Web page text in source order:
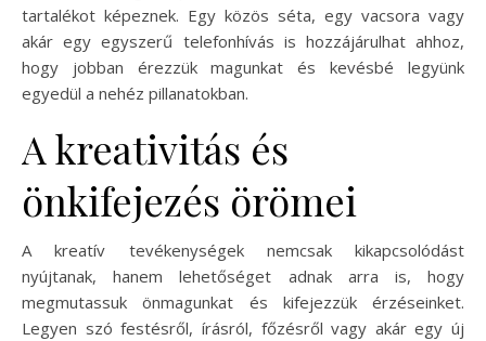
tartalékot képeznek. Egy közös séta, egy vacsora vagy
akár egy egyszerű telefonhívás is hozzájárulhat ahhoz,
hogy jobban érezzük magunkat és kevésbé legyünk
egyedül a nehéz pillanatokban.
A kreativitás és
önkifejezés örömei
A kreatív tevékenységek nemcsak kikapcsolódást
nyújtanak, hanem lehetőséget adnak arra is, hogy
megmutassuk önmagunkat és kifejezzük érzéseinket.
Legyen szó festésről, írásról, főzésről vagy akár egy új